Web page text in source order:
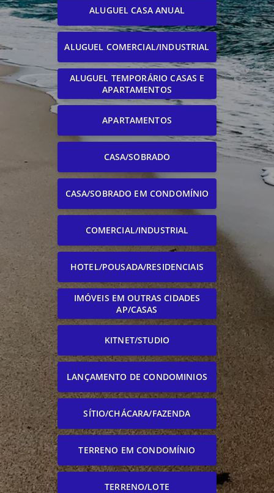
ALUGUEL CASA ANUAL
ALUGUEL COMERCIAL/INDUSTRIAL
ALUGUEL TEMPORÁRIO CASAS E
APARTAMENTOS
APARTAMENTOS
CASA/SOBRADO
CASA/SOBRADO EM CONDOMÍNIO
COMERCIAL/INDUSTRIAL
HOTEL/POUSADA/RESIDENCIAIS
IMÓVEIS EM OUTRAS CIDADES
AP/CASAS
KITNET/STUDIO
LANÇAMENTO DE CONDOMINIOS
SÍTIO/CHÁCARA/FAZENDA
TERRENO EM CONDOMÍNIO
TERRENO/LOTE